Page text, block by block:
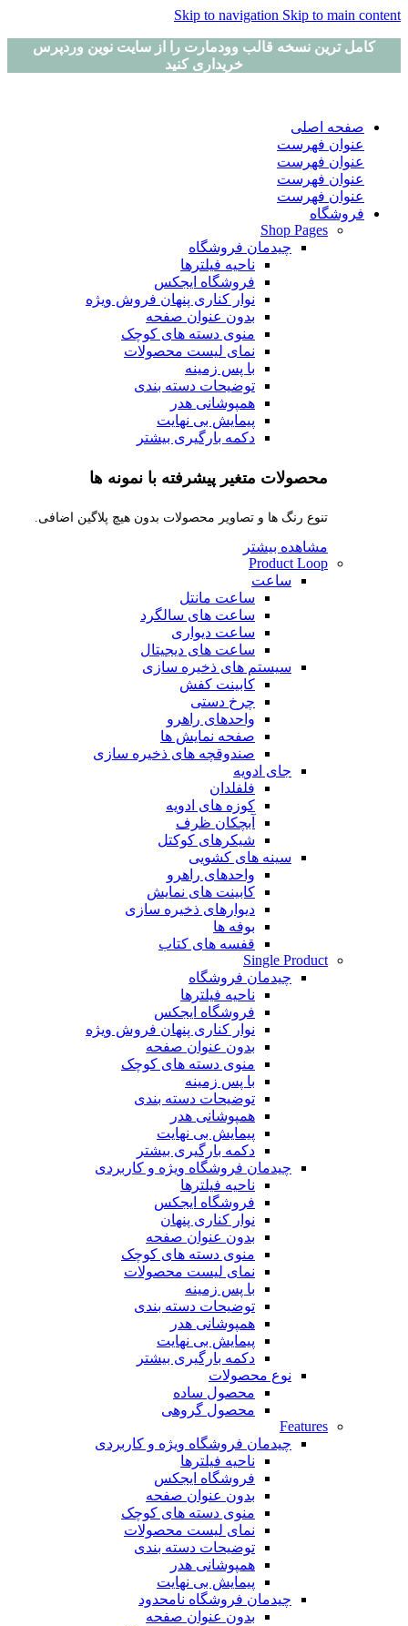
Skip to navigation Skip to main content
کامل ترین نسخه قالب وودمارت را از سایت نوین وردپرس
خریداری کنید
صفحه اصلی
عنوان فهرست
عنوان فهرست
عنوان فهرست
عنوان فهرست
فروشگاه
Shop Pages
چیدمان فروشگاه
ناحیه فیلترها
فروشگاه ایجکس
نوار کناری پنهان فروش ویژه
بدون عنوان صفحه
منوی دسته های کوچک
نمای لیست محصولات
با پس زمینه
توضیحات دسته بندی
همپوشانی هدر
پیمایش بی نهایت
دکمه بارگیری بیشتر
محصولات متغیر پیشرفته با نمونه ها
تنوع رنگ ها و تصاویر محصولات بدون هیچ پلاگین اضافی.
مشاهده بیشتر
Product Loop
ساعت
ساعت مانتل
ساعت های سالگرد
ساعت دیواری
ساعت های دیجیتال
سیستم های ذخیره سازی
کابینت کفش
چرخ دستی
واحدهای راهرو
صفحه نمایش ها
صندوقچه های ذخیره سازی
جای ادویه
فلفلدان
کوزه های ادویه
آبچکان ظرف
شیکرهای کوکتل
سینه های کشویی
واحدهای راهرو
کابینت های نمایش
دیوارهای ذخیره سازی
بوفه ها
قفسه های کتاب
Single Product
چیدمان فروشگاه
ناحیه فیلترها
فروشگاه ایجکس
نوار کناری پنهان فروش ویژه
بدون عنوان صفحه
منوی دسته های کوچک
با پس زمینه
توضیحات دسته بندی
همپوشانی هدر
پیمایش بی نهایت
دکمه بارگیری بیشتر
چیدمان فروشگاه ویژه و کاربردی
ناحیه فیلترها
فروشگاه ایجکس
نوار کناری پنهان
بدون عنوان صفحه
منوی دسته های کوچک
نمای لیست محصولات
با پس زمینه
توضیحات دسته بندی
همپوشانی هدر
پیمایش بی نهایت
دکمه بارگیری بیشتر
نوع محصولات
محصول ساده
محصول گروهی
Features
چیدمان فروشگاه ویژه و کاربردی
ناحیه فیلترها
فروشگاه ایجکس
بدون عنوان صفحه
منوی دسته های کوچک
نمای لیست محصولات
توضیحات دسته بندی
همپوشانی هدر
پیمایش بی نهایت
چیدمان فروشگاه نامحدود
بدون عنوان صفحه